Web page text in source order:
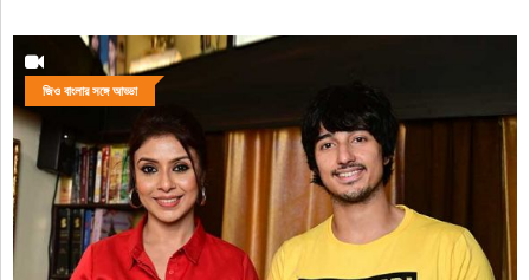
জিও বাংলার সঙ্গে আড্ডা